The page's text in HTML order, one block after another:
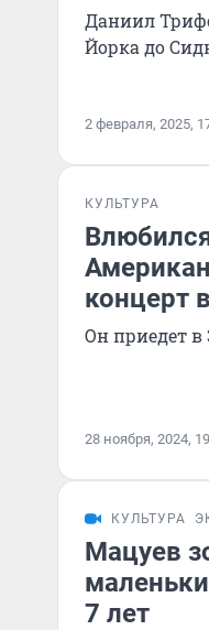
Даниил
Йорка до
2 февраля, 2025,
КУЛЬТУРА
концерт
Он приедет в
28 ноября, 2024,
КУЛЬТУРА
Мацуев
7 лет